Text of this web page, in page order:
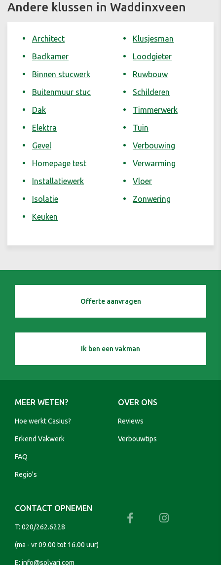
Andere klussen in Waddinxveen
Architect
Badkamer
Binnen stucwerk
Buitenmuur stuc
Dak
Elektra
Gevel
Homepage test
Installatiewerk
Isolatie
Keuken
Klusjesman
Loodgieter
Ruwbouw
Schilderen
Timmerwerk
Tuin
Verbouwing
Verwarming
Vloer
Zonwering
Offerte aanvragen
Ik ben een vakman
MEER WETEN?
Hoe werkt Casius?
Erkend Vakwerk
FAQ
Regio's
OVER ONS
Reviews
Verbouwtips
CONTACT OPNEMEN
T: 020/262.6228
(ma - vr 09.00 tot 16.00 uur)
E: info@solvari.com